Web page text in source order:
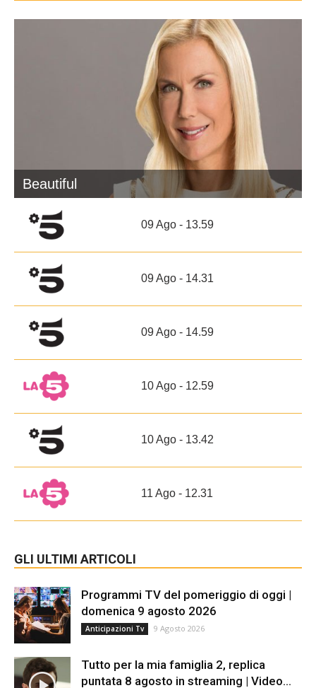
Beautiful
09 Ago - 13.59
09 Ago - 14.31
09 Ago - 14.59
10 Ago - 12.59
10 Ago - 13.42
11 Ago - 12.31
GLI ULTIMI ARTICOLI
Programmi TV del pomeriggio di oggi |
domenica 9 agosto 2026
Anticipazioni Tv 9 Agosto 2026
Tutto per la mia famiglia 2, replica
puntata 8 agosto in streaming | Video...